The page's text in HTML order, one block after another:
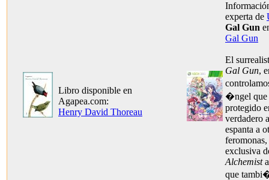
Libro disponible en
Agapea.com:
Henry David Thoreau
experta de
Gal Gun
Gal Gun
El
Gal Gun,
�ngel que
protegido
verdadero
espanta a
exclusiva
Alchemist
que